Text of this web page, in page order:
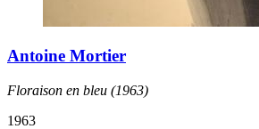
Antoine Mortier
Floraison en bleu (1963)
1963